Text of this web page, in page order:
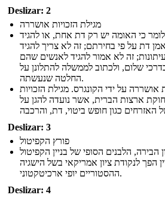
Deslizar: 2
מגילת הזכויות אושררה
לומר כי האומה יש רק דת אחת, או להגיד
דת על פי בחירתם; זה לא צריך להגיד
זה לא אמור להגיד לאנשים שהם
שלום, ולכתוב לממשלה להתלונן על
החלטה שנעשתה.
מגילת הזכויות אושררה על ידי הקונגרס. מגילת הזכויות
ארצות הברית, אשר נועדה להגן על
Deslizar: 3
פורץ הקפיטול
1793 בוושינגטון הבירה, הלבנים הסופי של בניין הקפיטול
הפך לנקודת ציון אמריקאי בשל הישגיה
ההסטוריים יופי ארכיטקטוני.
Deslizar: 4